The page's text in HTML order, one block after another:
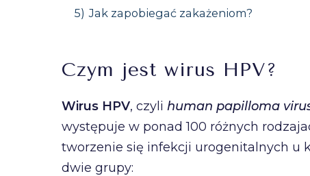
5) Jak zapobiegać zakażeniom?
Czym jest wirus HPV?
Wirus HPV, czyli human papilloma
występuje w ponad 100 różnych
tworzenie się infekcji urogenitalnych u
dwie grupy: